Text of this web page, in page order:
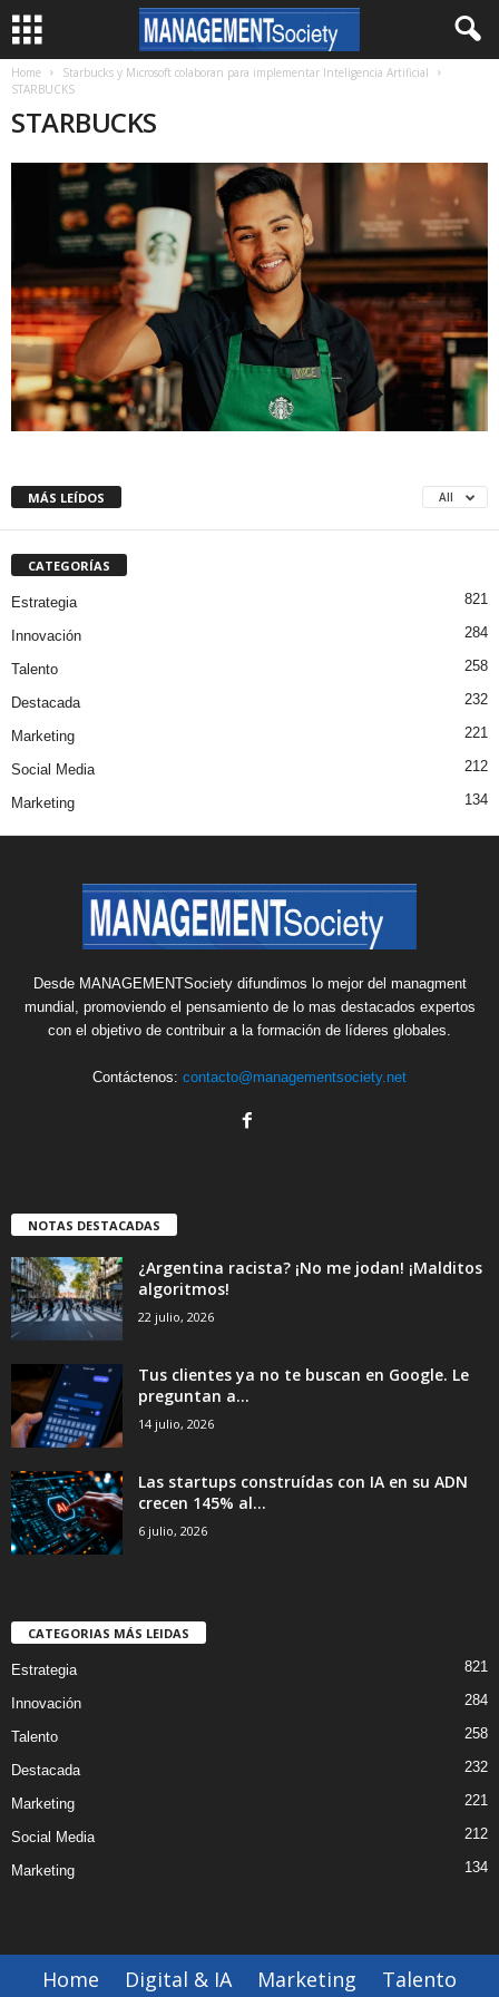
Home
Starbucks y Microsoft colaboran para implementar Inteligencia Artificial
STARBUCKS
STARBUCKS
MÁS LEÍDOS All
CATEGORÍAS
Estrategia 821
Innovación 284
Talento 258
Destacada 232
Marketing 221
Social Media 212
Marketing 134
Desde MANAGEMENTSociety difundimos lo mejor del managment
mundial, promoviendo el pensamiento de lo mas destacados expertos
con el objetivo de contribuir a la formación de líderes globales.
Contáctenos: contacto@managementsociety.net
NOTAS DESTACADAS
¿Argentina racista? ¡No me jodan! ¡Malditos
algoritmos!
22 julio, 2026
Tus clientes ya no te buscan en Google. Le
preguntan a...
14 julio, 2026
Las startups construídas con IA en su ADN
crecen 145% al...
6 julio, 2026
CATEGORIAS MÁS LEIDAS
Estrategia 821
Innovación 284
Talento 258
Destacada 232
Marketing 221
Social Media 212
Marketing 134
Home Digital & IA Marketing
Talento